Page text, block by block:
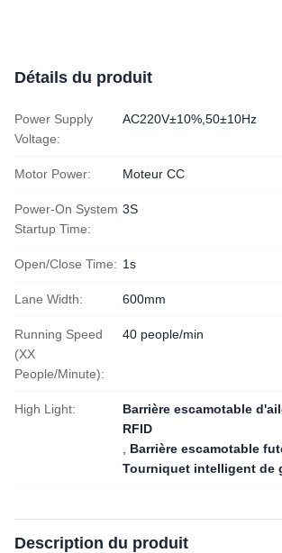
Détails du produit
Power Supply
Voltage:
AC220V±10%,50±10Hz
Motor Power: Moteur CC
Power-On System
Startup Time:
3S
Open/Close Time: 1s
Lane Width: 600mm
Running Speed
(XX
People/Minute):
40 people/min
High Light:
Barrière escamotable
RFID
Barrière escamotable
Tourniquet intelligent de
Description du produit